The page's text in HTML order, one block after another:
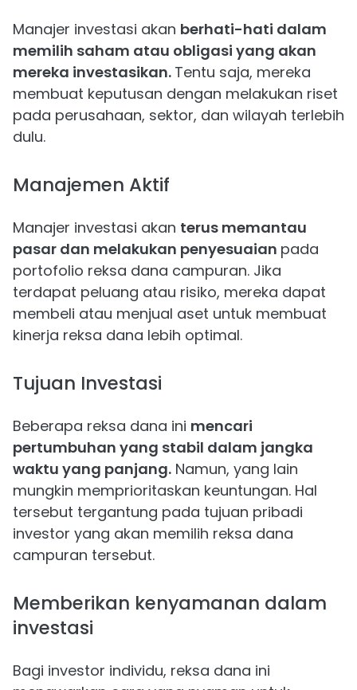
Manajer investasi akan berhati-hati dalam
memilih saham atau obligasi yang akan
mereka investasikan. Tentu saja, mereka
membuat keputusan dengan melakukan riset
pada perusahaan, sektor, dan wilayah terlebih
dulu.
Manajemen Aktif
Manajer investasi akan terus memantau
pasar dan melakukan penyesuaian pada
portofolio reksa dana campuran. Jika
terdapat peluang atau risiko, mereka dapat
membeli atau menjual aset untuk membuat
kinerja reksa dana lebih optimal.
Tujuan Investasi
Beberapa reksa dana ini mencari
pertumbuhan yang stabil dalam jangka
waktu yang panjang. Namun, yang lain
mungkin memprioritaskan keuntungan. Hal
tersebut tergantung pada tujuan pribadi
investor yang akan memilih reksa dana
campuran tersebut.
Memberikan kenyamanan dalam
investasi
Bagi investor individu, reksa dana ini